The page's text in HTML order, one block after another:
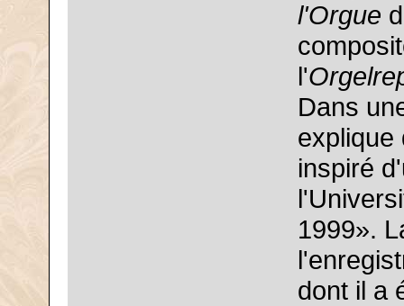
l'Orgue
l'
Dans
inspiré
1999».
dont il a